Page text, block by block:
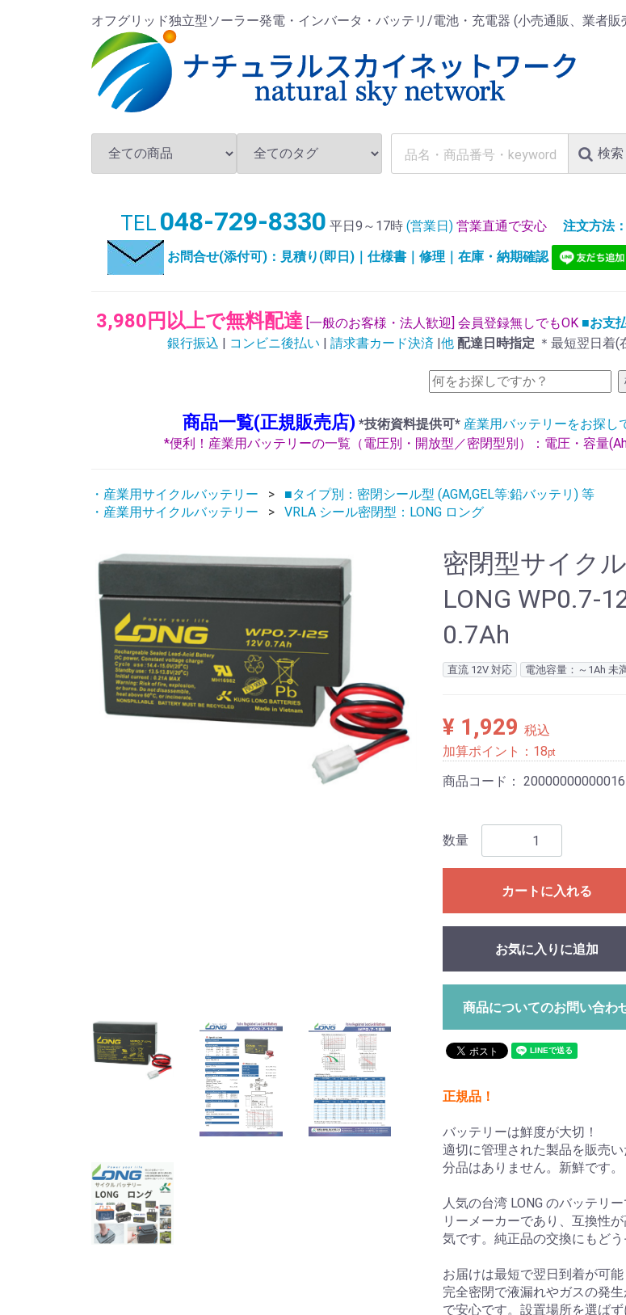
オフグリッド独立型ソーラー発電・インバータ・バッテリ/電池・充電器 (小売通販、業者
検索
TEL 048-729-8330 平日9～17時(営業日) 営業直通で安心 注文方法
お問合せ(添付可)：見積り(即日)｜仕様書｜修理｜在庫・納期確認
3,980円以上で無料配達 [一般のお客様・法人歓迎] 会員登録無しでもOK ■お支
銀行振込 | コンビニ後払い | 請求書カード決済 |他 配達日時指定 ＊最短翌日着(
商品一覧(正規販売店) *技術資料提供可* 産業用バッテリーをお探し
*便利！産業用バッテリーの一覧（電圧別・開放型／密閉型別）：電圧・容量
・産業用サイクルバッテリー
■タイプ別：密閉シール型 (AGM,GEL等:鉛バッテリ) 等
・産業用サイクルバッテリー
VRLA シール密閉型：LONG ロング
密閉型サイク
LONG WP0.7-
0.7Ah
直流 12V 対応 電池容量：～1Ah 未
¥ 1,929 税込
加算ポイント： 18pt
商品コード：
数量
カートに入れる
お気に入りに追加
商品についてのお問い合わ
正規品！
バッテリーは鮮度が大切！
適切に管理された製品を販売
分品はありません。新鮮です。
人気の台湾 LONG のバッテリ
リーメーカーであり、互換性
気です。純正品の交換にもどう
お届けは最短で翌日到着が可能
完全密閉で液漏れやガスの発
で安心です。設置場所を選ば